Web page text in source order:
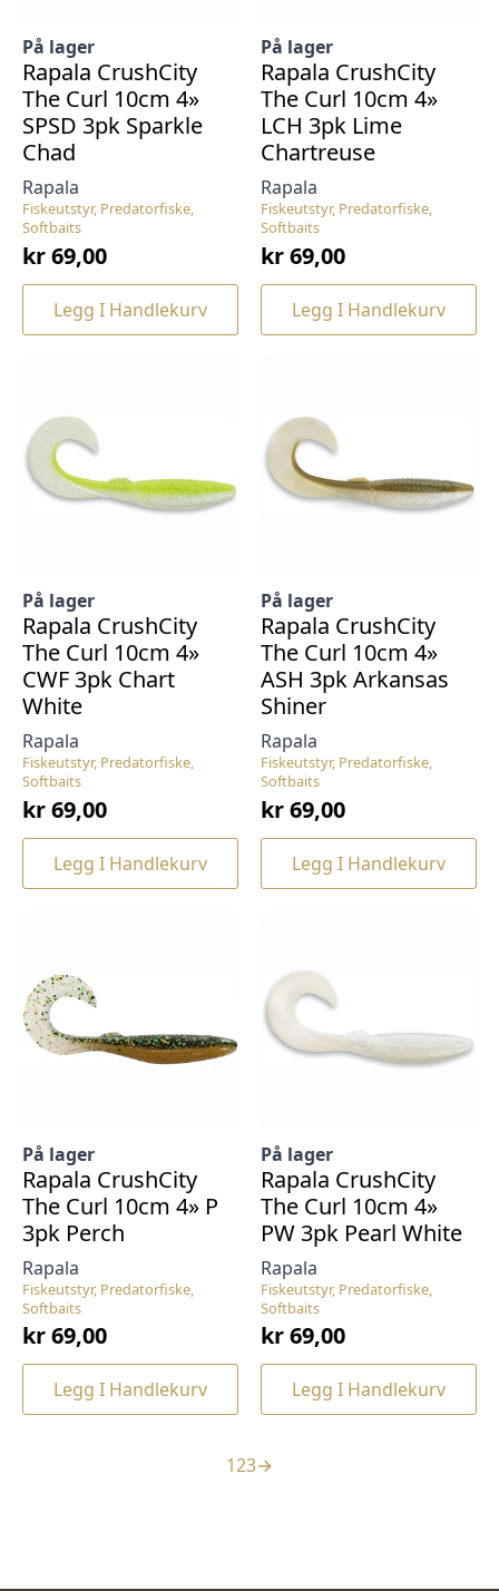
Fiskeutstyr, Predatorfiske,
Softbaits
Rapala
På lager
Rapala CrushCity
The Curl 10cm 4»
SPSD 3pk Sparkle
Chad
kr69,00
Legg I Handlekurv
Fiskeutstyr, Predatorfiske,
Softbaits
Rapala
På lager
Rapala CrushCity
The Curl 10cm 4»
LCH 3pk Lime
Chartreuse
kr69,00
Legg I Handlekurv
Fiskeutstyr, Predatorfiske,
Softbaits
Rapala
På lager
Rapala CrushCity
The Curl 10cm 4»
CWF 3pk Chart
White
kr69,00
Legg I Handlekurv
Fiskeutstyr, Predatorfiske,
Softbaits
Rapala
På lager
Rapala CrushCity
The Curl 10cm 4»
ASH 3pk Arkansas
Shiner
kr69,00
Legg I Handlekurv
Fiskeutstyr, Predatorfiske,
Softbaits
Rapala
På lager
Rapala CrushCity
The Curl 10cm 4» P
3pk Perch
kr69,00
Legg I Handlekurv
Fiskeutstyr, Predatorfiske,
Softbaits
Rapala
På lager
Rapala CrushCity
The Curl 10cm 4»
PW 3pk Pearl White
kr69,00
Legg I Handlekurv
123→